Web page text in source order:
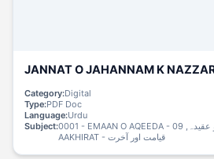
JANNAT O JAHANNAM K
Category:Digital
Type:PDF Doc
Language:Urdu
Subject:0001 - EMAAN O AQEEDA - ایمان و عقیدہ, 09 - QIYAMAT AUR
AAKHIRAT - قیامت اور آخرت